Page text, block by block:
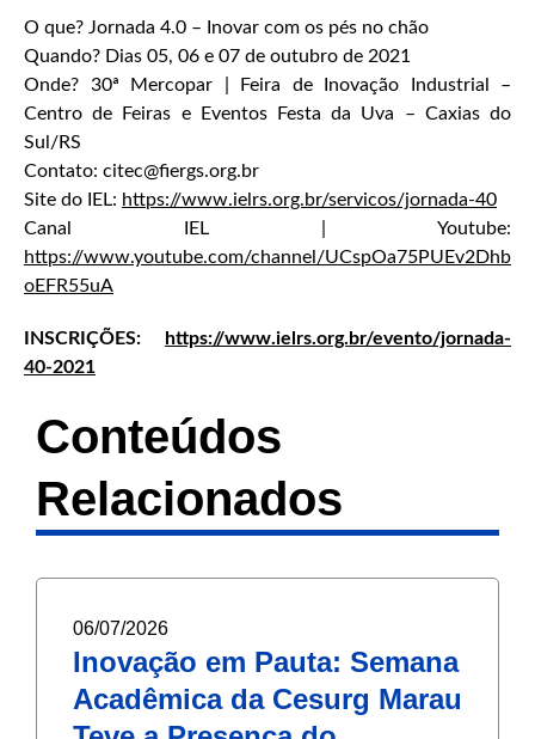
O que? Jornada 4.0 – Inovar com os pés no chão
Quando? Dias 05, 06 e 07 de outubro de 2021
Onde? 30ª Mercopar | Feira de Inovação Industrial –
Centro de Feiras e Eventos Festa da Uva – Caxias do
Sul/RS
Contato: citec@fiergs.org.br
Site do IEL: https://www.ielrs.org.br/servicos/jornada-40
Canal IEL | Youtube:
https://www.youtube.com/channel/UCspOa75PUEv2Dhb
oEFR55uA
INSCRIÇÕES: https://www.ielrs.org.br/evento/jornada-
40-2021
Conteúdos
Relacionados
06/07/2026
Inovação em Pauta: Semana
Acadêmica da Cesurg Marau